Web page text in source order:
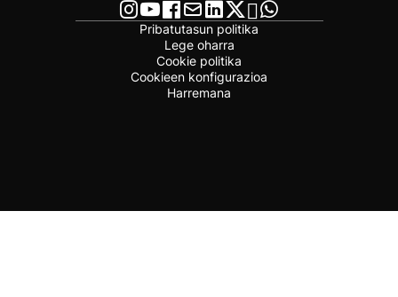
Pribatutasun politika
Lege oharra
Cookie politika
Cookieen konfigurazioa
Harremana